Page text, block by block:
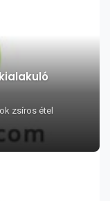
zsíros étel